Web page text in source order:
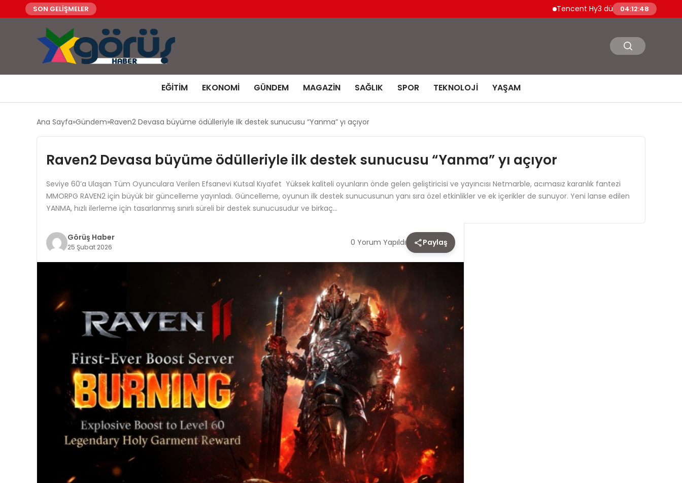
SON GELİŞMELER Tencent Hy3 dünya genelinde kullanıma
04:12:49
EĞITIM EKONOMI GÜNDEM MAGAZIN SAĞLIK SPOR TEKNOLOJI YAŞAM
Ana Sayfa Gündem Raven2 Devasa büyüme ödülleriyle ilk destek sunucusu “Yanma” yı açıyor
Raven2 Devasa büyüme ödülleriyle ilk destek sunucusu “Yanma” yı açıyor
Seviye 60’a Ulaşan Tüm Oyunculara Verilen Efsanevi Kutsal Kıyafet Yüksek kaliteli oyunların önde gelen geliştiricisi ve yayıncısı Netmarble, acımasız karanlık fantezi
MMORPG RAVEN2 için büyük bir güncelleme yayınladı. Güncelleme, oyunun ilk destek sunucusunun yanı sıra özel etkinlikler ve ek içerikler de sunuyor. Yeni lanse edilen
YANMA, hızlı ilerleme için tasarlanmış sınırlı süreli bir destek sunucusudur ve birkaç…
Görüş Haber
25 Şubat 2026 0 Yorum Yapıldı Paylaş